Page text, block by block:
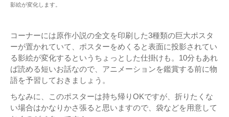
影絵が変化します。
コーナーには原作小説の全文を印刷した3種類の巨大ポスタ
ーが置かれていて、ポスターをめくると表面に投影されてい
る影絵が変化するというちょっとした仕掛けも。10分もあれ
ば読める短いお話なので、アニメーションを鑑賞する前に物
語を予習しておきましょう。
ちなみに、このポスターは持ち帰りOKですが、折りたくな
い場合はかなりかさ張ると思いますので、袋などを用意して